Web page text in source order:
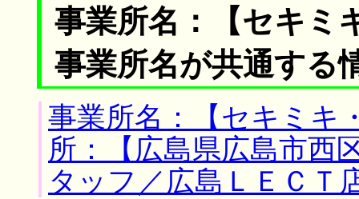
事業所名：【セキ
事業所名が共通する
事業所名：【セキミ
所：【広島県広島市西
タッフ／広島ＬＥＣＴ